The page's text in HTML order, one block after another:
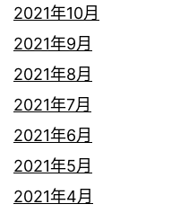
2021年10月
2021年9月
2021年8月
2021年7月
2021年6月
2021年5月
2021年4月